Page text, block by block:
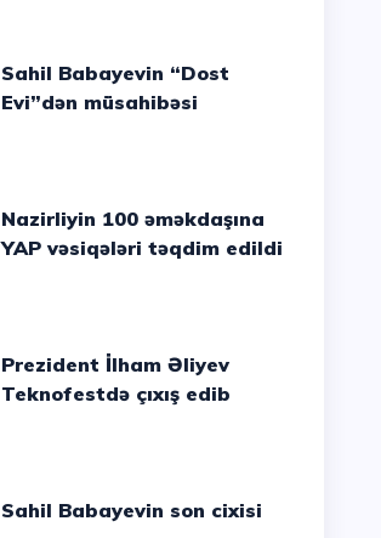
Sahil Babayevin “Dost
Evi”dən müsahibəsi
Nazirliyin 100 əməkdaşına
YAP vəsiqələri təqdim edildi
Prezident İlham Əliyev
Teknofestdə çıxış edib
Sahil Babayevin son cixisi